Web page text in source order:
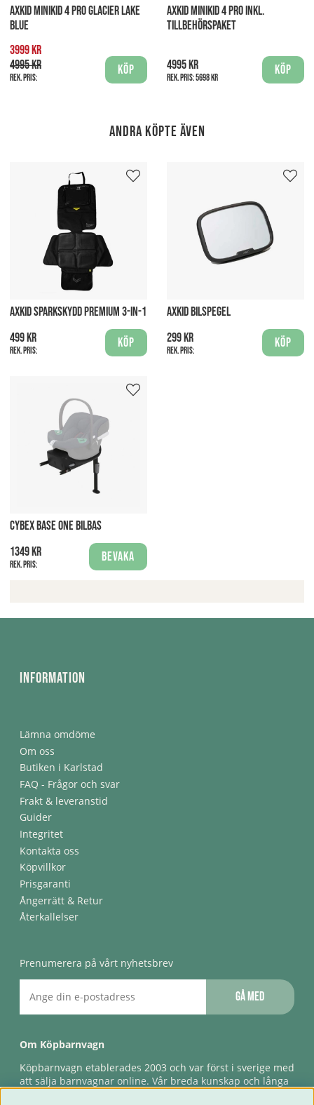
AXKID MINIKID 4 PRO GLACIER LAKE
BLUE
3999 kr
4995 kr
Rek. pris:
Köp
AXKID MINIKID 4 PRO INKL.
TILLBEHÖRSPAKET
4995 kr
Rek. pris:5698 kr
Köp
Andra köpte även
AXKID SPARKSKYDD PREMIUM 3-IN-1
499 kr
Rek. pris:
Köp
AXKID BILSPEGEL
299 kr
Rek. pris:
Köp
CYBEX BASE ONE BILBAS
1349 kr
Rek. pris:
Bevaka
Information
Lämna omdöme
Om oss
Butiken i Karlstad
FAQ - Frågor och svar
Frakt & leveranstid
Guider
Integritet
Kontakta oss
Köpvillkor
Prisgaranti
Ångerrätt & Retur
Återkallelser
Prenumerera på vårt nyhetsbrev
Gå med
Om Köpbarnvagn
Köpbarnvagn etablerades 2003 och var först i sverige med
att sälja barnvagnar online. Vår breda kunskap och långa